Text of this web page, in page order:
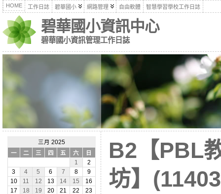
HOME 工作日誌 碧華國小 網路管理 自由軟體 智慧學習學校工作日誌
碧華國小資訊中心
碧華國小資訊管理工作日誌
三月 2025
一
二 三 四 五 六
日
1
2
3
4 5 6 7 8
9
10
11 12 13 14 15
16
17
18 19 20 21 22
23
B2【PBL
坊】